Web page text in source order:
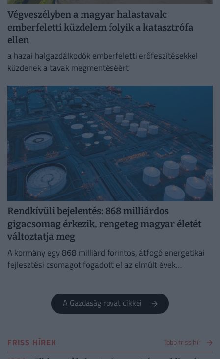
Végveszélyben a magyar halastavak:
emberfeletti küzdelem folyik a katasztrófa
ellen
a hazai halgazdálkodók emberfeletti erőfeszítésekkel
küzdenek a tavak megmentéséért
Rendkívüli bejelentés: 868 milliárdos
gigacsomag érkezik, rengeteg magyar életét
változtatja meg
A kormány egy 868 milliárd forintos, átfogó energetikai
fejlesztési csomagot fogadott el az elmúlt évek
A Gazdaság rovat cikkei
FRISS HÍREK Több friss hír